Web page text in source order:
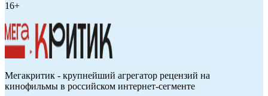
16+
Мегакритик - крупнейший агрегатор рецензий на
кинофильмы в российском интернет-сегменте